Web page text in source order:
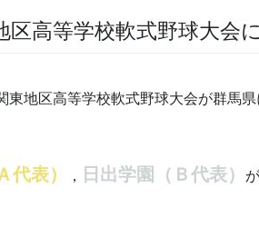
高等学校軟式野球大会
地区高等学校軟式野球大会が群馬県
代表） ， 日出学園（Ｂ代表）